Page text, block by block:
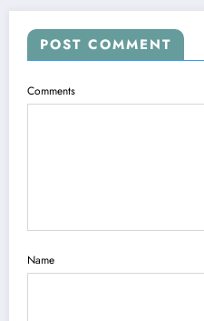
POST COMMENT
Comments
Name